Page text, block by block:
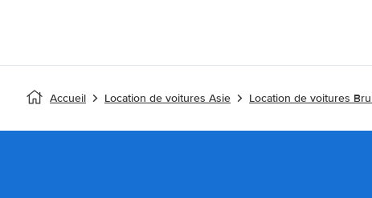
Accueil Location de voitures Asie Location de voitures